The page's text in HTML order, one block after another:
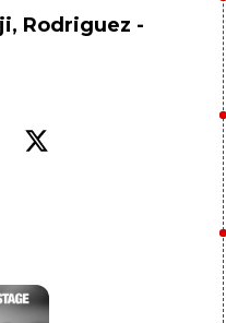
Rodriguez -